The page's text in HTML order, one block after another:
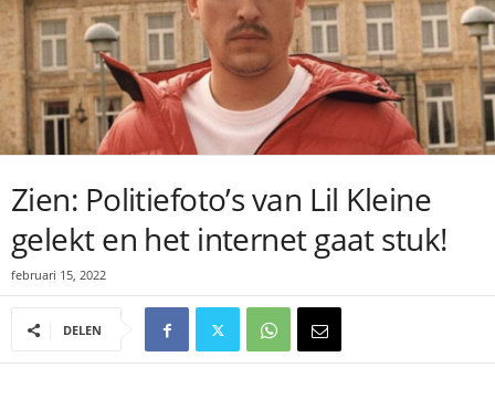
Zien: Politiefoto’s van Lil Kleine
gelekt en het internet gaat stuk!
februari 15, 2022
DELEN